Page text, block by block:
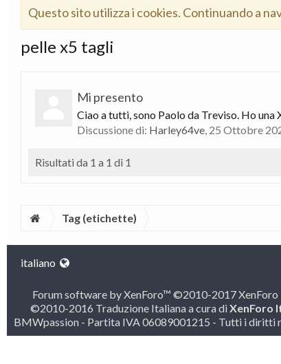
Questo sito utilizza i cookies. Continuando a
pelle x5 tagli
Mi presento
Ciao a tutti, sono Paolo da Treviso. Ho
Discussione di: Harley64ve, 25 Ottobre
Risultati da 1 a 1 di 1
Tag (etichette)
italiano
Forum software by XenForo™ ©2010-2017 XenForo
©2010-2016 Traduzione Italiana a cura diXenForo
BMWpassion - Partita IVA 06089001215 - Tutti i diritti